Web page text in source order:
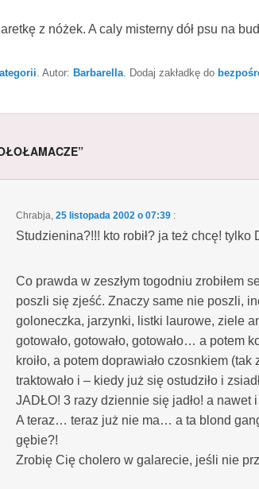
z nóżek. A caly misterny dół psu na
. Autor: Barbarella . Dodaj zakładkę do
Chrabja 25 listopada 2002 o 07:39 :
Studzienina?!!! kto robił? ja też chcę!
Co prawda w zeszłym togodniu zrobiłem
poszli się zjeść. Znaczy same nie poszli,
goloneczka, jarzynki, listki laurowe, ziele
gotowało, gotowało, gotowało… a potem
kroiło, a potem doprawiało czosnkiem (tak
traktowało i – kiedy już się ostudziło i
JADŁO! 3 razy dziennie się jadło! a nawet i
A teraz… teraz już nie ma… a ta blond
gębie?!
Zrobię Cię cholero w galarecie, jeśli nie